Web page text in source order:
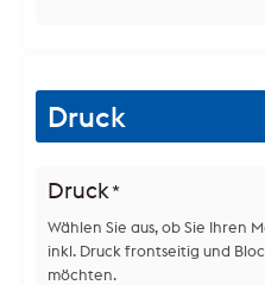
Druck
Druck*
Wählen Sie aus, ob Sie Ihren
inkl. Druck frontseitig und
möchten.